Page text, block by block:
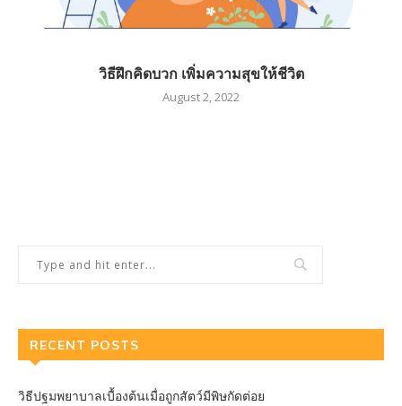
วิธีฝึกคิดบวก เพิ่มความสุขให้ชีวิต
August 2, 2022
RECENT POSTS
วิธีปฐมพยาบาลเบื้องต้นเมื่อถูกสัตว์มีพิษกัดต่อย